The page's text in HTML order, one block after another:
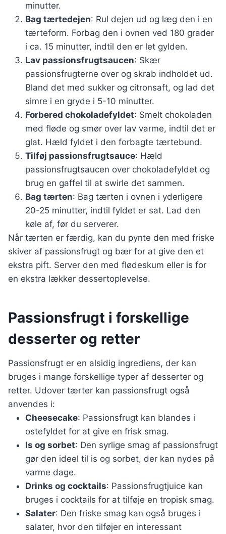
minutter.
Bag tærtedejen: Rul dejen ud og læg den i en
tærteform. Forbag den i ovnen ved 180 grader
i ca. 15 minutter, indtil den er let gylden.
Lav passionsfrugtsaucen: Skær
passionsfrugterne over og skrab indholdet ud.
Bland det med sukker og citronsaft, og lad det
simre i en gryde i 5-10 minutter.
Forbered chokoladefyldet: Smelt chokoladen
med fløde og smør over lav varme, indtil det er
glat. Hæld fyldet i den forbagte tærtebund.
Tilføj passionsfrugtsauce: Hæld
passionsfrugtsaucen over chokoladefyldet og
brug en gaffel til at swirle det sammen.
Bag tærten: Bag tærten i ovnen i yderligere
20-25 minutter, indtil fyldet er sat. Lad den
køle af, før du serverer.
Når tærten er færdig, kan du pynte den med friske
skiver af passionsfrugt og bær for at give den et
ekstra pift. Server den med flødeskum eller is for
en ekstra lækker dessertoplevelse.
Passionsfrugt i forskellige
desserter og retter
Passionsfrugt er en alsidig ingrediens, der kan
bruges i mange forskellige typer af desserter og
retter. Udover tærter kan passionsfrugt også
anvendes i:
Cheesecake: Passionsfrugt kan blandes i
ostefyldet for at give en frisk smag.
Is og sorbet: Den syrlige smag af passionsfrugt
gør den ideel til is og sorbet, der kan nydes på
varme dage.
Drinks og cocktails: Passionsfrugtjuice kan
bruges i cocktails for at tilføje en tropisk smag.
Salater: Den friske smag kan også bruges i
salater, hvor den tilføjer en interessant